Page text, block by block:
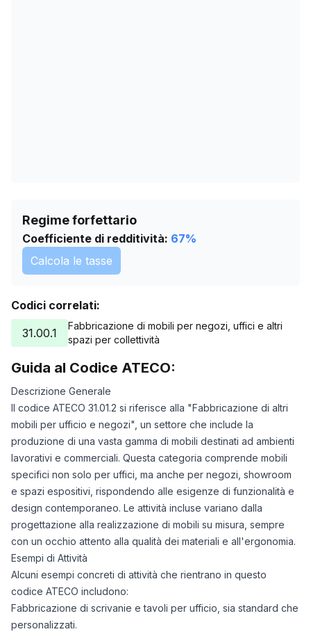
Regime forfettario
Coefficiente di redditività: 67%
Calcola le tasse
Codici correlati:
31.00.1
Fabbricazione di mobili per negozi, uffici e altri
spazi per collettività
Guida al Codice ATECO:
Descrizione Generale
Il codice ATECO 31.01.2 si riferisce alla "Fabbricazione di altri
mobili per ufficio e negozi", un settore che include la
produzione di una vasta gamma di mobili destinati ad ambienti
lavorativi e commerciali. Questa categoria comprende mobili
specifici non solo per uffici, ma anche per negozi, showroom
e spazi espositivi, rispondendo alle esigenze di funzionalità e
design contemporaneo. Le attività incluse variano dalla
progettazione alla realizzazione di mobili su misura, sempre
con un occhio attento alla qualità dei materiali e all'ergonomia.
Esempi di Attività
Alcuni esempi concreti di attività che rientrano in questo
codice ATECO includono:
Fabbricazione di scrivanie e tavoli per ufficio, sia standard che
personalizzati.